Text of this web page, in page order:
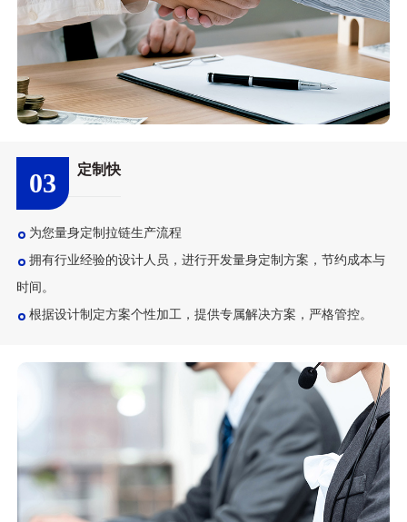
03 定制快
为您量身定制拉链生产流程
拥有行业经验的设计人员，进行开发量身定制方案，节约成本与
时间。
根据设计制定方案个性加工，提供专属解决方案，严格管控。